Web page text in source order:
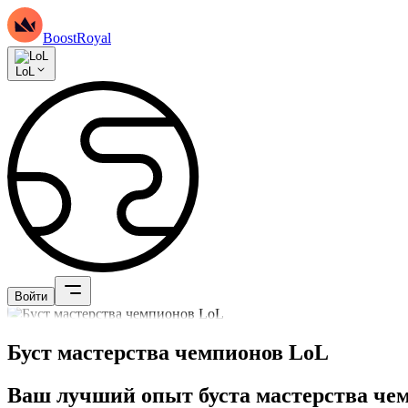
BoostRoyal
LoL
Войти
Буст мастерства чемпионов LoL
Ваш лучший опыт буста мастерства